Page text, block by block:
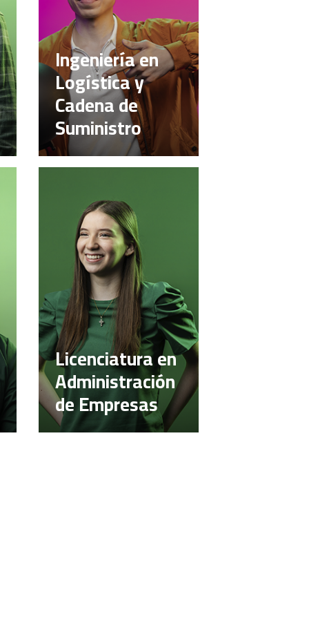
Ingeniería en
Logística y
Cadena de
Suministro
Licenciatura en
Administración
de Empresas